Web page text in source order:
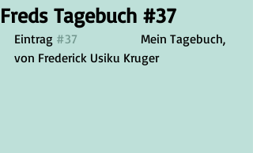
Freds Tagebuch #37
Eintrag #37
von Frederick Usiku Kruger